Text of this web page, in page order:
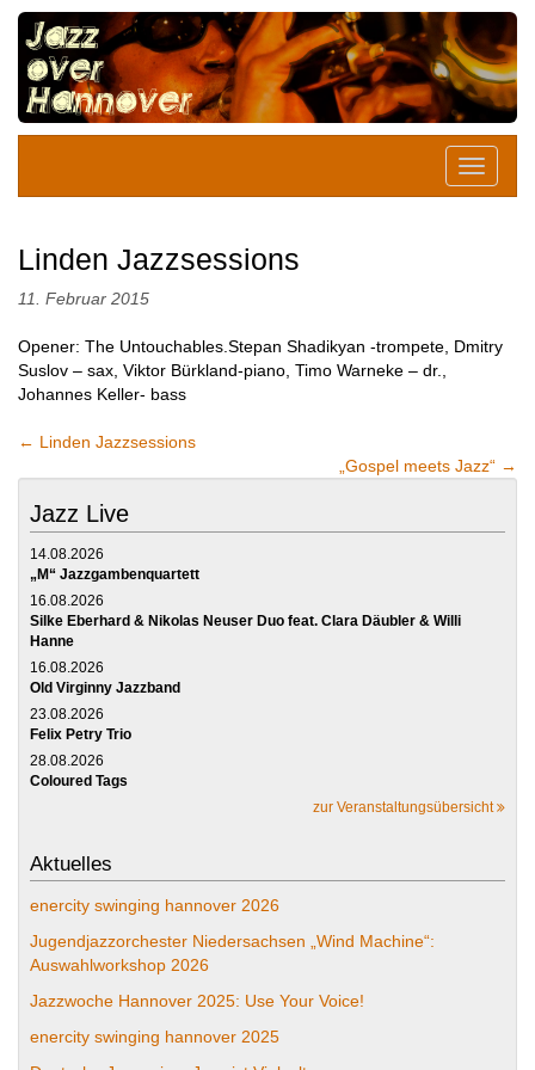
Linden Jazzsessions
11. Februar 2015
Opener: The Untouchables.Stepan Shadikyan -trompete, Dmitry
Suslov – sax, Viktor Bürkland-piano, Timo Warneke – dr.,
Johannes Keller- bass
← Linden Jazzsessions
„Gospel meets Jazz“ →
Jazz Live
14.08.2026
„M“ Jazzgambenquartett
16.08.2026
Silke Eberhard & Nikolas Neuser Duo feat. Clara Däubler & Willi
Hanne
16.08.2026
Old Virginny Jazzband
23.08.2026
Felix Petry Trio
28.08.2026
Coloured Tags
zur Veranstaltungsübersicht
Aktuelles
enercity swinging hannover 2026
Jugendjazzorchester Niedersachsen „Wind Machine“:
Auswahlworkshop 2026
Jazzwoche Hannover 2025: Use Your Voice!
enercity swinging hannover 2025